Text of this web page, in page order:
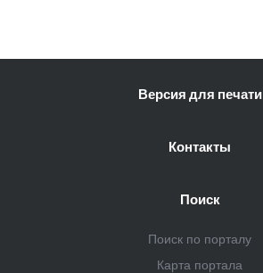
Версия для печати
Контакты
Поиск
Поиск по порталу
Карта портала